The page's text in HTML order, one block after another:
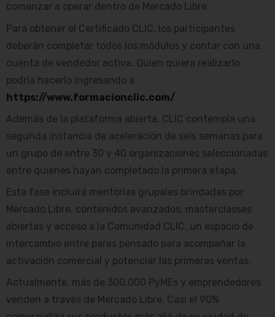
comenzar a operar dentro de Mercado Libre.
Para obtener el Certificado CLIC, los participantes
deberán completar todos los módulos y contar con una
cuenta de vendedor activa. Quien quiera realizarlo
podría hacerlo ingresando a
https://www.formacionclic.com/
Además de la plataforma abierta, CLIC contempla una
segunda instancia de aceleración de seis semanas para
un grupo de entre 30 y 40 organizaciones seleccionadas
entre quienes hayan completado la primera etapa.
Esta fase incluirá mentorías grupales brindadas por
Mercado Libre, contenidos avanzados, masterclasses
abiertas y acceso a la Comunidad CLIC, un espacio de
intercambio entre pares pensado para acompañar la
activación comercial y potenciar las primeras ventas.
Actualmente, más de 300.000 PyMEs y emprendedores
venden a través de Mercado Libre. Casi el 90%